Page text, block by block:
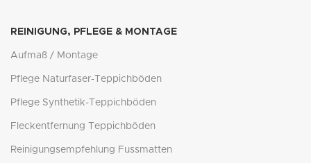
REINIGUNG, PFLEGE & MONTAGE
Aufmaß / Montage
Pflege Naturfaser-Teppichböden
Pflege Synthetik-Teppichböden
Fleckentfernung Teppichböden
Reinigungsempfehlung Fussmatten